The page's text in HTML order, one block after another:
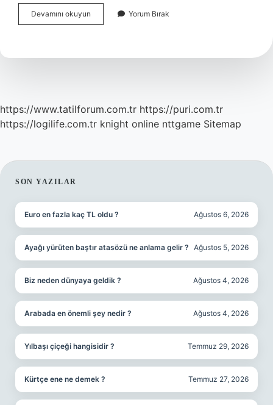
Devamını okuyun
Doğum
Nasıl
Yorum Bırak
https://www.tatilforum.com.tr https://puri.com.tr
https://logilife.com.tr knight online nttgame Sitemap
SIDEBAR
SON YAZILAR
Euro en fazla kaç TL oldu ? Ağustos 6, 2026
Ayağı yürüten baştır atasözü ne anlama gelir ? Ağustos 5, 2026
Biz neden dünyaya geldik ? Ağustos 4, 2026
Arabada en önemli şey nedir ? Ağustos 4, 2026
Yılbaşı çiçeği hangisidir ? Temmuz 29, 2026
Kürtçe ene ne demek ? Temmuz 27, 2026